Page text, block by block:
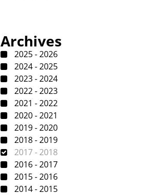
Archives
2025 - 2026
2024 - 2025
2023 - 2024
2022 - 2023
2021 - 2022
2020 - 2021
2019 - 2020
2018 - 2019
2017 - 2018
2016 - 2017
2015 - 2016
2014 - 2015